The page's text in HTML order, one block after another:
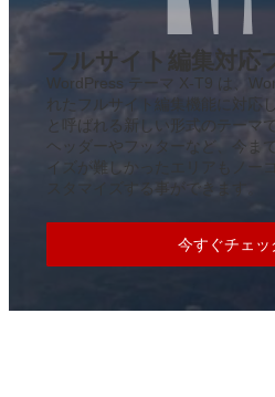
フルサイト編集対応
WordPress テーマ X-T9 は、
れたフルサイト編集機能に対応
と呼ばれる新しい形式のテーマで
ヘッダーやフッターなど、今ま
イズが難しかったエリアもノー
スタマイズする事ができます。
今すぐチェッ